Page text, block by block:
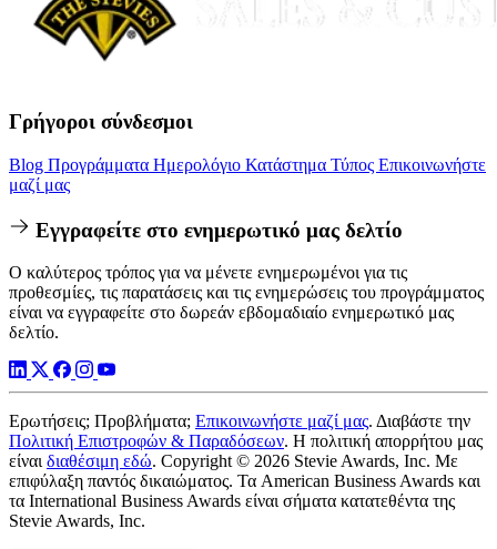
Γρήγοροι σύνδεσμοι
Blog Προγράμματα Ημερολόγιο Κατάστημα Τύπος Επικοινωνήστε
μαζί μας
Εγγραφείτε στο ενημερωτικό μας δελτίο
Ο καλύτερος τρόπος για να μένετε ενημερωμένοι για τις
προθεσμίες, τις παρατάσεις και τις ενημερώσεις του προγράμματος
είναι να εγγραφείτε στο δωρεάν εβδομαδιαίο ενημερωτικό μας
δελτίο.
Ερωτήσεις; Προβλήματα; Επικοινωνήστε μαζί μας. Διαβάστε την
Πολιτική Επιστροφών & Παραδόσεων. Η πολιτική απορρήτου μας
είναι διαθέσιμη εδώ. Copyright © 2026 Stevie Awards, Inc. Με
επιφύλαξη παντός δικαιώματος. Τα American Business Awards και
τα International Business Awards είναι σήματα κατατεθέντα της
Stevie Awards, Inc.